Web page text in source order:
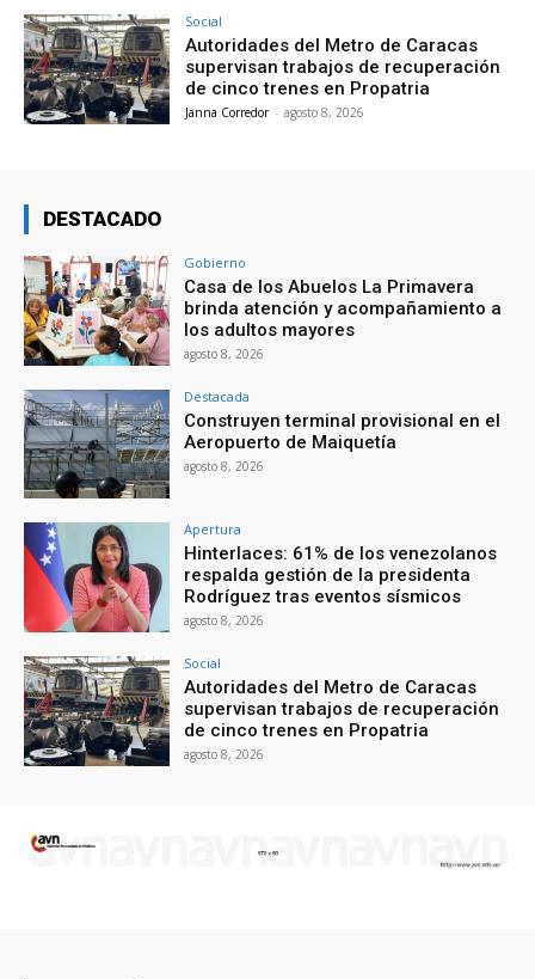
Social
Autoridades del Metro de Caracas
supervisan trabajos de recuperación
de cinco trenes en Propatria
Janna Corredor - agosto 8, 2026
DESTACADO
Gobierno
Casa de los Abuelos La Primavera
brinda atención y acompañamiento a
los adultos mayores
agosto 8, 2026
Destacada
Construyen terminal provisional en el
Aeropuerto de Maiquetía
agosto 8, 2026
Apertura
Hinterlaces: 61% de los venezolanos
respalda gestión de la presidenta
Rodríguez tras eventos sísmicos
agosto 8, 2026
Social
Autoridades del Metro de Caracas
supervisan trabajos de recuperación
de cinco trenes en Propatria
agosto 8, 2026